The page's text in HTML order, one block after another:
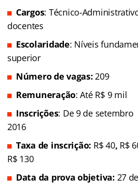
Cargos: Técnico-
docentes
Escolaridade: Níveis
superior
Número de vagas: 209
Remuneração: Até R$ 9 mil
Inscrições: De 9 de
2016
Taxa de inscrição: R$ 40, R$
R$ 130
Data da prova objetiva: 27